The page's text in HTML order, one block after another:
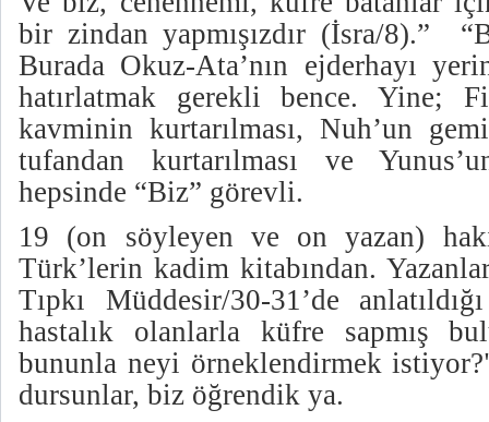
bir zindan yapmışızdır (İsra/8).”
Burada Okuz-Ata’nın ejderhayı
hatırlatmak gerekli bence. Yine;
kavminin kurtarılması, Nuh’un
tufandan kurtarılması ve
hepsinde “Biz” görevli.
19 (on söyleyen ve on yazan)
Türk’lerin kadim kitabından.
Tıpkı Müddesir/30-31’de
hastalık olanlarla küfre sapmış
bununla neyi örneklendirmek
dursunlar, biz öğrendik ya.